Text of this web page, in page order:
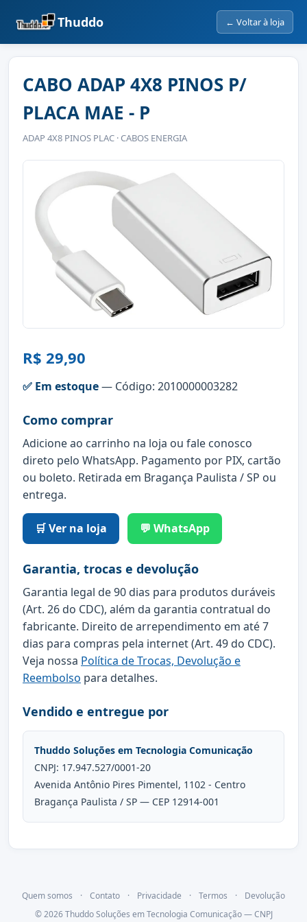
Thuddo ← Voltar à loja
CABO ADAP 4X8 PINOS P/
PLACA MAE - P
ADAP 4X8 PINOS PLAC · CABOS ENERGIA
R$ 29,90
✅ Em estoque— Código: 2010000003282
Como comprar
Adicione ao carrinho na loja ou fale conosco
direto pelo WhatsApp. Pagamento por PIX, cartão
ou boleto. Retirada em Bragança Paulista / SP ou
entrega.
🛒 Ver na loja 💬 WhatsApp
Garantia, trocas e devolução
Garantia legal de 90 dias para produtos duráveis
(Art. 26 do CDC), além da garantia contratual do
fabricante. Direito de arrependimento em até 7
dias para compras pela internet (Art. 49 do CDC).
Veja nossa Política de Trocas, Devolução e
Reembolso para detalhes.
Vendido e entregue por
Thuddo Soluções em Tecnologia Comunicação
CNPJ: 17.947.527/0001-20
Avenida Antônio Pires Pimentel, 1102 - Centro
Bragança Paulista / SP — CEP 12914-001
Quem somos · Contato · Privacidade · Termos ·
Devolução
© 2026 Thuddo Soluções em Tecnologia Comunicação — CNPJ